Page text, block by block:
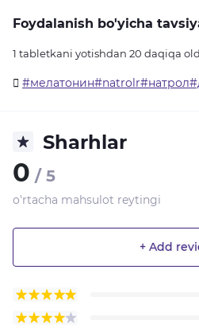
Foydalanish bo'yicha
1 tabletkani yotishdan 20 daqiqa
Sharhlar
0 / 5
o'rtacha mahsulot reytingi
+ Add